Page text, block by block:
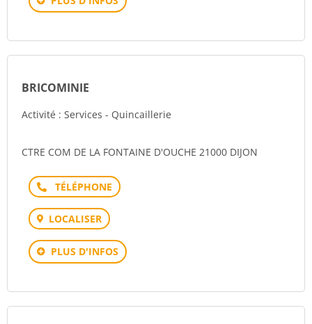
BRICOMINIE
Activité : Services - Quincaillerie
CTRE COM DE LA FONTAINE D'OUCHE 21000 DIJON
Téléphone
LOCALISER
PLUS D'INFOS